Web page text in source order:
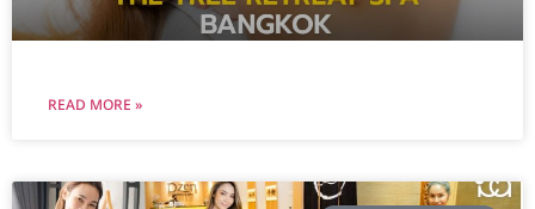
READ MORE »